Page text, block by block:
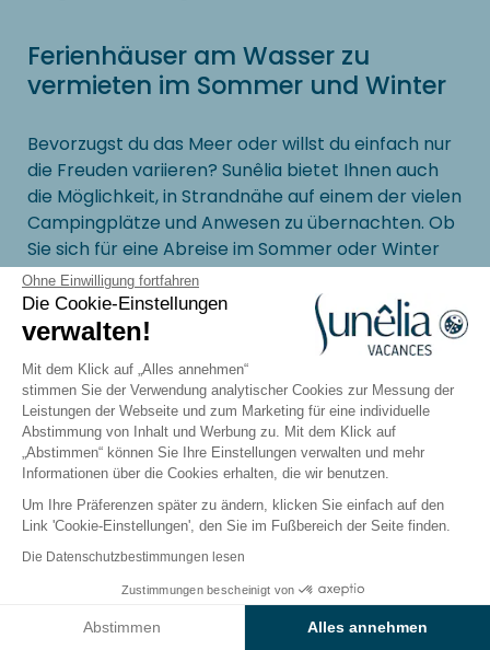
Ohne Einwilligung fortfahren
Die Cookie-Einstellungen
verwalten!
Mit dem Klick auf „Alles annehmen“
stimmen Sie der Verwendung analytischer Cookies zur Messung der
Leistungen der Webseite und zum Marketing für eine individuelle
Abstimmung von Inhalt und Werbung zu. Mit dem Klick auf
„Abstimmen“ können Sie Ihre Einstellungen verwalten und mehr
Informationen über die Cookies erhalten, die wir benutzen.
Um Ihre Präferenzen später zu ändern, klicken Sie einfach auf den
Link 'Cookie-Einstellungen', den Sie im Fußbereich der Seite finden.
Die Datenschutzbestimmungen lesen
Zustimmungen bescheinigt von
Abstimmen Alles annehmen
Ergebnisse auf der Karte anzeigen
Ferienhäuser am Wasser zu
vermieten im Sommer und Winter
Bevorzugst du das Meer oder willst du einfach nur
die Freuden variieren? Sunêlia bietet Ihnen auch
die Möglichkeit, in Strandnähe auf einem der vielen
Campingplätze und Anwesen zu übernachten. Ob
Sie sich für eine Abreise im Sommer oder Winter
entscheiden, die Holzchalets bieten die
Möglichkeit, in einer komfortablen Ferienwohnung
zu wohnen. Wählen Sie Ihre Optionen (Anzahl der
Personen, Doppel- oder Einzelzimmer, etc.), Ihre
Termine und bereiten Sie sich auf einen
unvergesslichen Urlaub zum besten Preis vor.
Sunêlia tut alles in ihrer Macht Stehende, um Ihnen
einen ausgezeichneten Aufenthalt am Meer zu
ermöglichen. Rubina Resort, die Anwesen Bois
Fleuri und Les Tropiques bieten Ihnen direkten
Zugang zum Strand, durchstöbern Sie die
Angebote und entdecken Sie schnell alle Vorteile
unserer Ferienziele!